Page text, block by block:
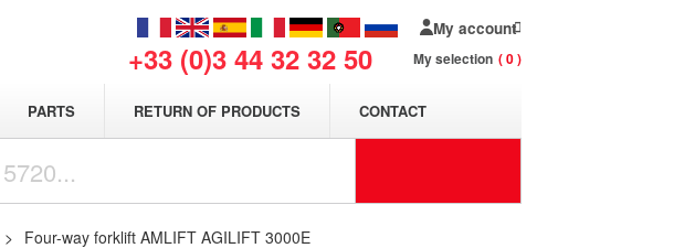
+33 (0)3 44 32 32 50
My account
My selection 0
PARTS RETURN OF PRODUCTS CONTACT
Four-way forklift AMLIFT AGILIFT 3000E